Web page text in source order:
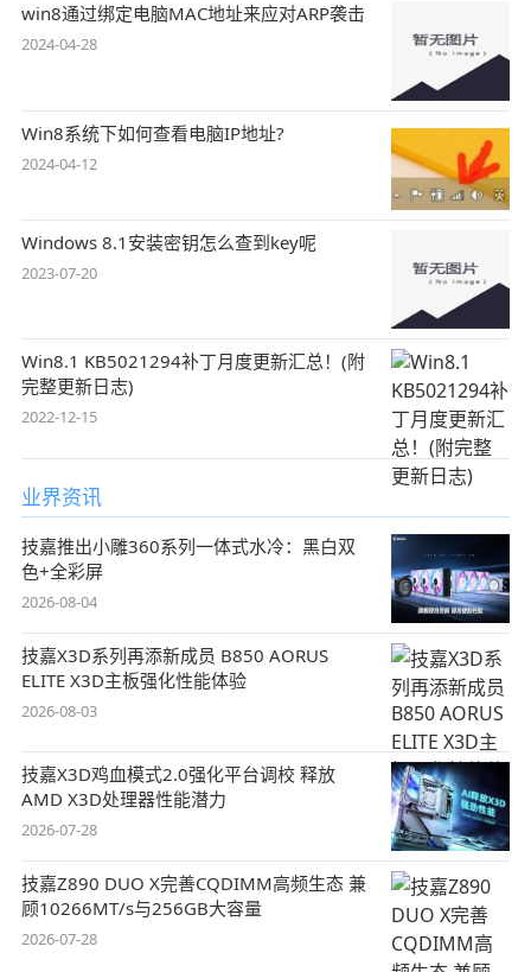
win8通过绑定电脑MAC地址来应对ARP袭击
2024-04-28
Win8系统下如何查看电脑IP地址?
2024-04-12
Windows 8.1安装密钥怎么查到key呢
2023-07-20
Win8.1 KB5021294补丁月度更新汇总！(附
完整更新日志)
2022-12-15
业界资讯
技嘉推出小雕360系列一体式水冷：黑白双
色+全彩屏
2026-08-04
技嘉X3D系列再添新成员 B850 AORUS
ELITE X3D主板强化性能体验
2026-08-03
技嘉X3D鸡血模式2.0强化平台调校 释放
AMD X3D处理器性能潜力
2026-07-28
技嘉Z890 DUO X完善CQDIMM高频生态 兼
顾10266MT/s与256GB大容量
2026-07-28